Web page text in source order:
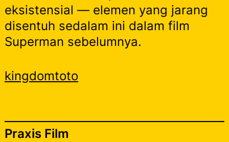
eksistensial — elemen yang jarang
disentuh sedalam ini dalam film
Superman sebelumnya.
kingdomtoto
Praxis Film